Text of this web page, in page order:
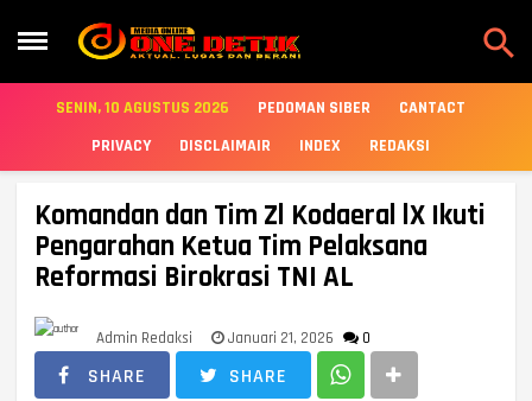

SENIN, 10 AGUSTUS 2026 PEDOMAN SIBER
CANTACT
PRIVACY
DISCLAIMAIR INDEX REDAKSI
Komandan dan Tim Zl Kodaeral lX Ikuti
Pengarahan Ketua Tim Pelaksana
Reformasi Birokrasi TNI AL
Admin Redaksi Januari 21, 2026 0
SHARE SHARE